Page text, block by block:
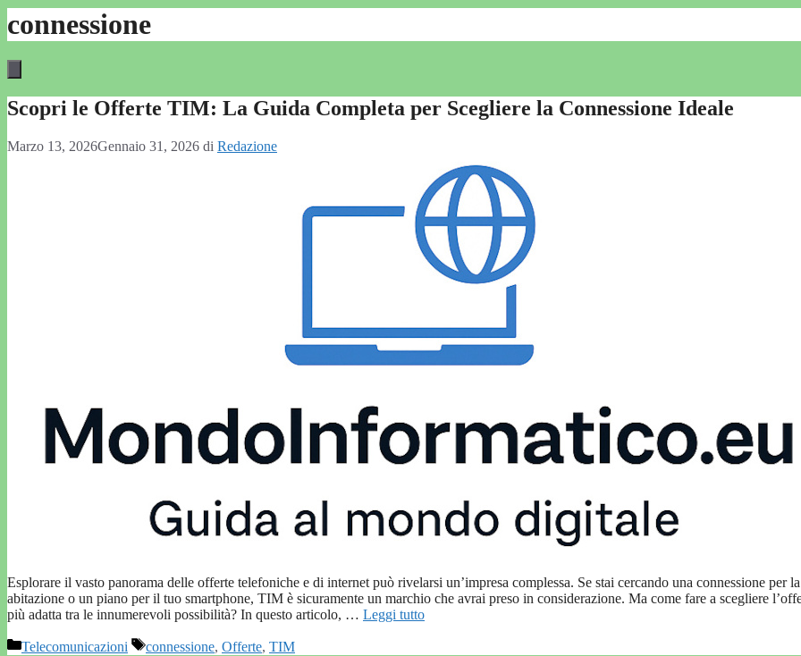
connessione
Scopri le Offerte TIM: La Guida Completa per Scegliere la Connessione Ideale
Marzo 13, 2026Gennaio 31, 2026 di Redazione
Esplorare il vasto panorama delle offerte telefoniche e di internet può rivelarsi un’impresa complessa. Se stai cercando una connessione per
abitazione o un piano per il tuo smartphone, TIM è sicuramente un marchio che avrai preso in considerazione. Ma come fare a scegliere
più adatta tra le innumerevoli possibilità? In questo articolo, … Leggi tutto
Categorie
Telecomunicazioni Tag
connessione, Offerte, TIM